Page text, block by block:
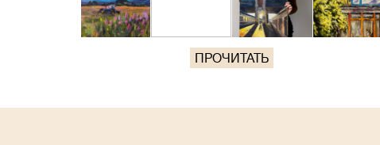
ПРОЧИТАТЬ